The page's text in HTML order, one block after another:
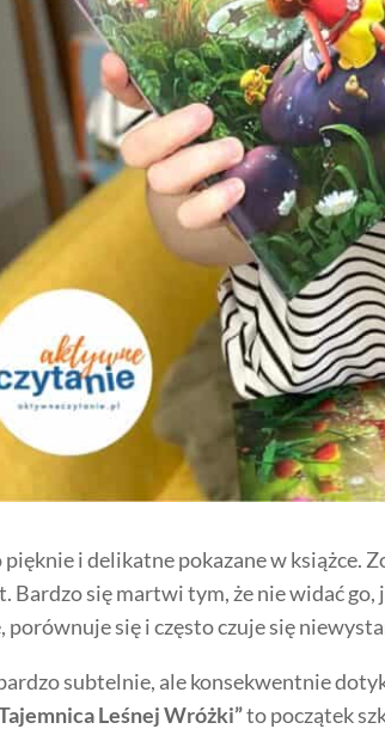
pięknie i delikatne pokazane w książce.
Bardzo się martwi tym, że nie widać
porównuje się i często czuje się
subtelnie, ale konsekwentnie
Leśnej Wróżki”to początek